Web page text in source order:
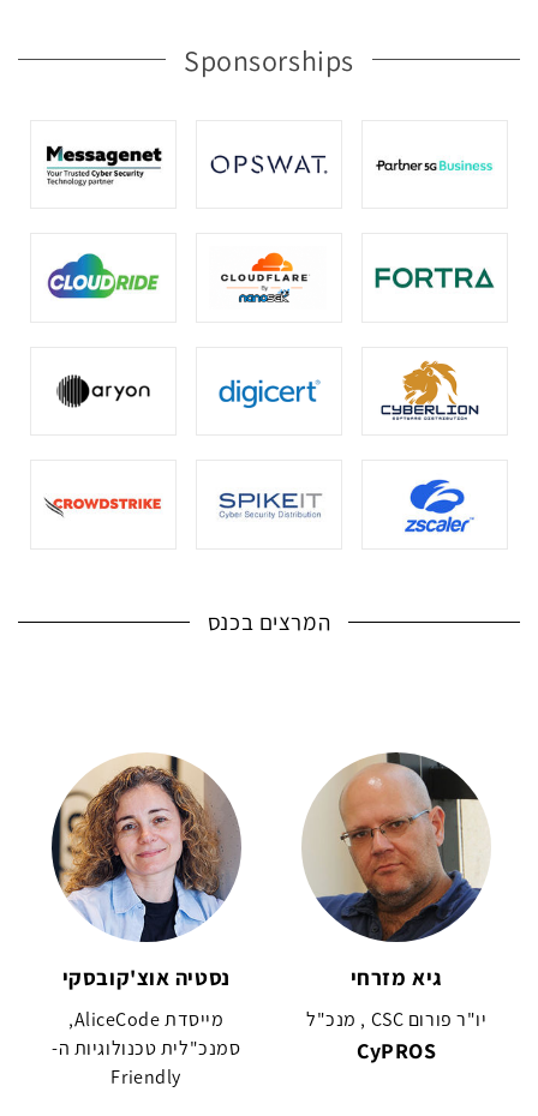
Sponsorships
המרצים בכנס
גיא מזרחי
יו"ר פורום CSC , מנכ"ל
CyPROS
נסטיה אוצ'קובסקי
מייסדת AliceCode,
סמנכ"לית טכנולוגיות ה-
Friendly